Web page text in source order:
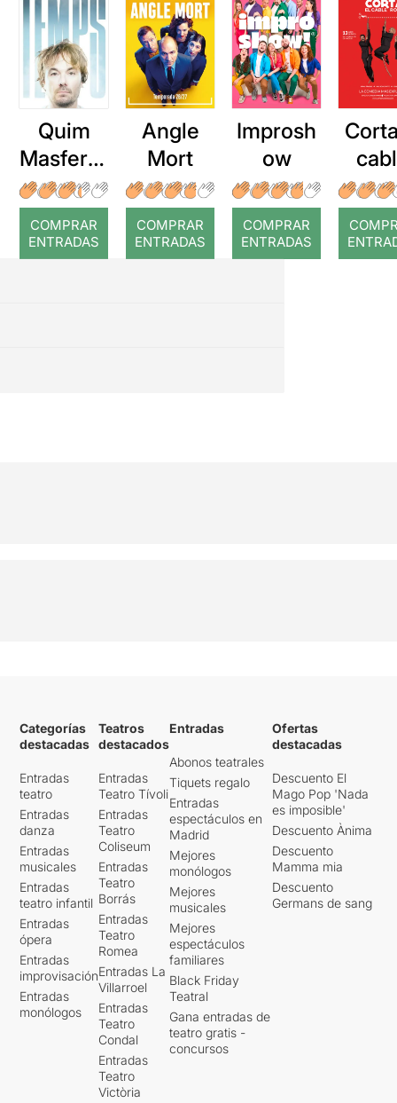
Quim
Masferre
r: Temps
COMPRAR
ENTRADAS
Angle
Mort
COMPRAR
ENTRADAS
Improsh
ow
COMPRAR
ENTRADAS
Categorías
destacadas
Entradas
teatro
Entradas
danza
Entradas
musicales
Entradas
teatro infantil
Entradas
ópera
Entradas
improvisación
Entradas
monólogos
Teatros
destacados
Entradas
Teatro Tívoli
Entradas
Teatro
Coliseum
Entradas
Teatro
Borrás
Entradas
Teatro
Romea
Entradas La
Villarroel
Entradas
Teatro
Condal
Entradas
Teatro
Victòria
Entradas
Abonos teatrales
Tiquets regalo
Entradas
espectáculos en
Madrid
Mejores
monólogos
Mejores
musicales
Mejores
espectáculos
familiares
Black Friday
Teatral
Gana entradas de
teatro gratis -
concursos
Ofertas
destacadas
Descuento El
Mago Pop 'Nada
es imposible'
Descuento Ànima
Descuento
Mamma mia
Descuento
Germans de sang